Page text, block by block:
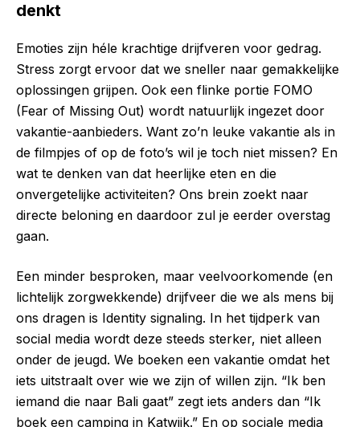
denkt
Emoties zijn héle krachtige drijfveren voor gedrag.
Stress zorgt ervoor dat we sneller naar gemakkelijke
oplossingen grijpen. Ook een flinke portie FOMO
(Fear of Missing Out) wordt natuurlijk ingezet door
vakantie-aanbieders. Want zo’n leuke vakantie als in
de filmpjes of op de foto’s wil je toch niet missen? En
wat te denken van dat heerlijke eten en die
onvergetelijke activiteiten? Ons brein zoekt naar
directe beloning en daardoor zul je eerder overstag
gaan.
Een minder besproken, maar veelvoorkomende (en
lichtelijk zorgwekkende) drijfveer die we als mens bij
ons dragen is Identity signaling. In het tijdperk van
social media wordt deze steeds sterker, niet alleen
onder de jeugd. We boeken een vakantie omdat het
iets uitstraalt over wie we zijn of willen zijn. “Ik ben
iemand die naar Bali gaat” zegt iets anders dan “Ik
boek een camping in Katwijk.” En op sociale media